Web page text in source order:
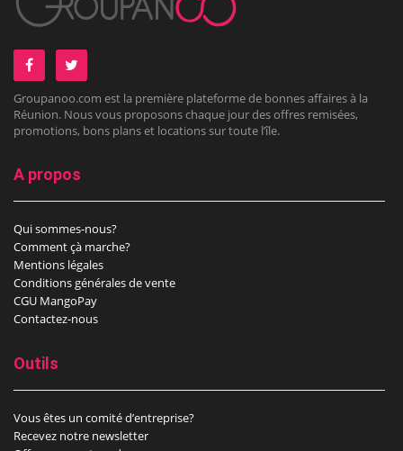
Groupanoo.com est la première plateforme de bonnes affaires à la
Réunion. Nous vous proposons chaque jour des offres remisées,
promotions, bons plans et locations sur toute l’île.
A propos
Qui sommes-nous?
Comment çà marche?
Mentions légales
Conditions générales de vente
CGU MangoPay
Contactez-nous
Outils
Vous êtes un comité d’entreprise?
Recevez notre newsletter